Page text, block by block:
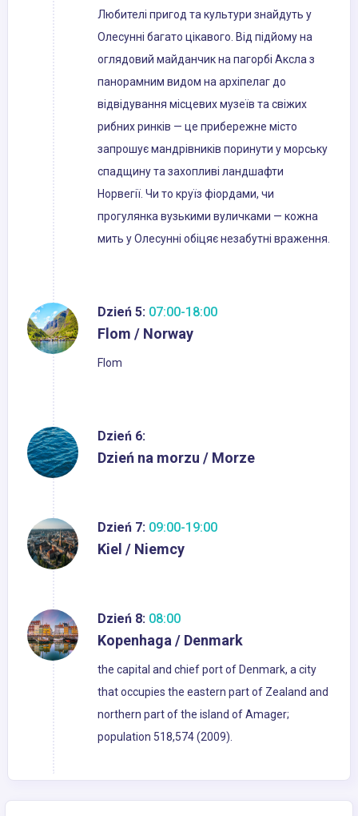
Любителі пригод та культури знайдуть у
Олесунні багато цікавого. Від підйому на
оглядовий майданчик на пагорбі Аксла з
панорамним видом на архіпелаг до
відвідування місцевих музеїв та свіжих
рибних ринків — це прибережне місто
запрошує мандрівників поринути у морську
спадщину та захопливі ландшафти
Норвегії. Чи то круїз фіордами, чи
прогулянка вузькими вуличками — кожна
мить у Олесунні обіцяє незабутні враження.
Dzień 5: 07:00-18:00
Flom / Norway
Flom
Dzień 6:
Dzień na morzu / Morze
Dzień 7: 09:00-19:00
Kiel / Niemcy
Dzień 8: 08:00
Kopenhaga / Denmark
the capital and chief port of Denmark, a city
that occupies the eastern part of Zealand and
northern part of the island of Amager;
population 518,574 (2009).